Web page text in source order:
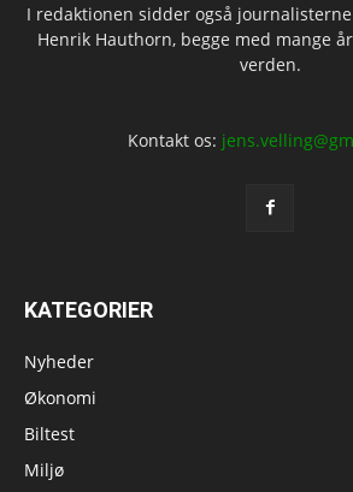
I redaktionen sidder også
Henrik Hauthorn, begge med mange
verden.
Kontakt os:
KATEGORIER
Nyheder
Økonomi
Biltest
Miljø